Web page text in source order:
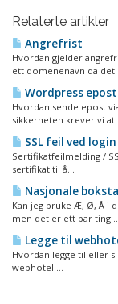
Relaterte artikler
Angrefrist
Hvordan gjelder
ett domenenavn da
Wordpress
Hvordan sende epost
sikkerheten krever vi
SSL feil ved login
Sertifikatfeilmelding /
sertifikat til å...
Nasjonale
Kan jeg bruke Æ, Ø, Å i
men det er ett par ting...
Legge til
Hvordan legge til eller
webhotell...